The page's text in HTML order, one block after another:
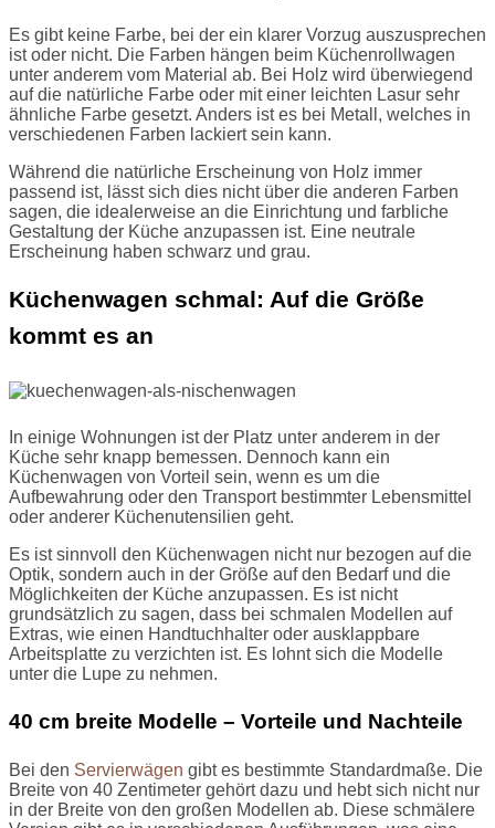
Es gibt keine Farbe, bei der ein klarer Vorzug auszusprechen
ist oder nicht. Die Farben hängen beim Küchenrollwagen
unter anderem vom Material ab. Bei Holz wird überwiegend
auf die natürliche Farbe oder mit einer leichten Lasur sehr
ähnliche Farbe gesetzt. Anders ist es bei Metall, welches in
verschiedenen Farben lackiert sein kann.
Während die natürliche Erscheinung von Holz immer
passend ist, lässt sich dies nicht über die anderen Farben
sagen, die idealerweise an die Einrichtung und farbliche
Gestaltung der Küche anzupassen ist. Eine neutrale
Erscheinung haben schwarz und grau.
Küchenwagen schmal: Auf die Größe
kommt es an
In einige Wohnungen ist der Platz unter anderem in der
Küche sehr knapp bemessen. Dennoch kann ein
Küchenwagen von Vorteil sein, wenn es um die
Aufbewahrung oder den Transport bestimmter Lebensmittel
oder anderer Küchenutensilien geht.
Es ist sinnvoll den Küchenwagen nicht nur bezogen auf die
Optik, sondern auch in der Größe auf den Bedarf und die
Möglichkeiten der Küche anzupassen. Es ist nicht
grundsätzlich zu sagen, dass bei schmalen Modellen auf
Extras, wie einen Handtuchhalter oder ausklappbare
Arbeitsplatte zu verzichten ist. Es lohnt sich die Modelle
unter die Lupe zu nehmen.
40 cm breite Modelle – Vorteile und Nachteile
Bei den Servierwägen gibt es bestimmte Standardmaße. Die
Breite von 40 Zentimeter gehört dazu und hebt sich nicht nur
in der Breite von den großen Modellen ab. Diese schmälere